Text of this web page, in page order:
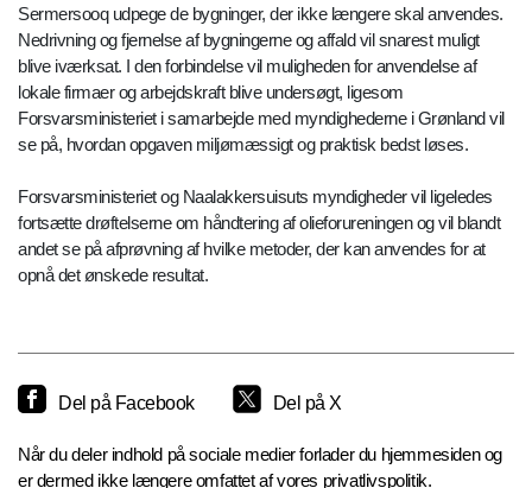
Sermersooq udpege de bygninger, der ikke længere skal anvendes.
Nedrivning og fjernelse af bygningerne og affald vil snarest muligt
blive iværksat. I den forbindelse vil muligheden for anvendelse af
lokale firmaer og arbejdskraft blive undersøgt, ligesom
Forsvarsministeriet i samarbejde med myndighederne i Grønland vil
se på, hvordan opgaven miljømæssigt og praktisk bedst løses.
Forsvarsministeriet og Naalakkersuisuts myndigheder vil ligeledes
fortsætte drøftelserne om håndtering af olieforureningen og vil blandt
andet se på afprøvning af hvilke metoder, der kan anvendes for at
opnå det ønskede resultat.
Del på Facebook Del på X
Når du deler indhold på sociale medier forlader du hjemmesiden og
er dermed ikke længere omfattet af vores privatlivspolitik.